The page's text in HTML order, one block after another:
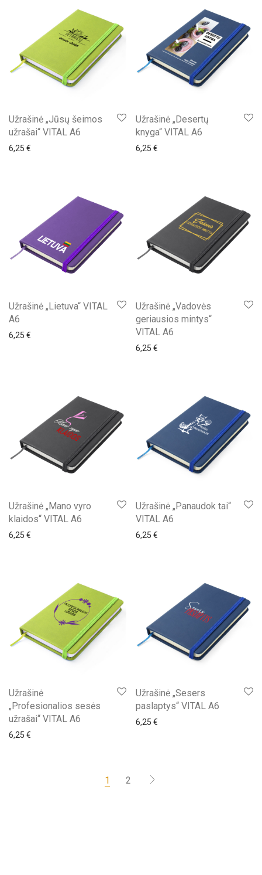
Užrašinė „Jūsų šeimos
užrašai“ VITAL A6
6,25 €
Užrašinė „Desertų
knyga“ VITAL A6
6,25 €
Užrašinė „Lietuva“ VITAL
A6
6,25 €
Užrašinė „Vadovės
geriausios mintys“
VITAL A6
6,25 €
Užrašinė „Mano vyro
klaidos“ VITAL A6
6,25 €
Užrašinė „Panaudok tai“
VITAL A6
6,25 €
Užrašinė
„Profesionalios sesės
užrašai“ VITAL A6
6,25 €
Užrašinė „Sesers
paslaptys“ VITAL A6
6,25 €
1 2